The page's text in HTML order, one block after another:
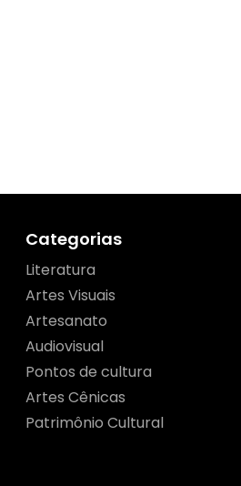
Categorias
Literatura
Artes Visuais
Artesanato
Audiovisual
Pontos de cultura
Artes Cênicas
Patrimônio Cultural